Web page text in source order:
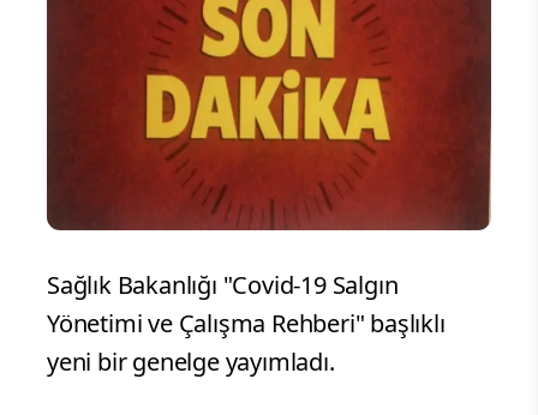
Sağlık Bakanlığı "Covid-19 Salgın
Yönetimi ve Çalışma Rehberi" başlıklı
yeni bir genelge yayımladı.